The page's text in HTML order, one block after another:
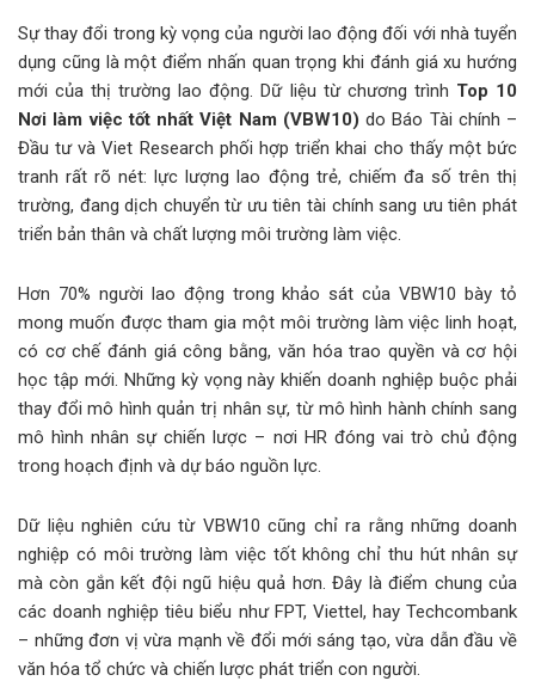
Sự thay đổi trong kỳ vọng của người lao động đối với nhà tuyển
dụng cũng là một điểm nhấn quan trọng khi đánh giá xu hướng
mới của thị trường lao động. Dữ liệu từ chương trình Top 10
Nơi làm việc tốt nhất Việt Nam (VBW10) do Báo Tài chính –
Đầu tư và Viet Research phối hợp triển khai cho thấy một bức
tranh rất rõ nét: lực lượng lao động trẻ, chiếm đa số trên thị
trường, đang dịch chuyển từ ưu tiên tài chính sang ưu tiên phát
triển bản thân và chất lượng môi trường làm việc.
Hơn 70% người lao động trong khảo sát của VBW10 bày tỏ
mong muốn được tham gia một môi trường làm việc linh hoạt,
có cơ chế đánh giá công bằng, văn hóa trao quyền và cơ hội
học tập mới. Những kỳ vọng này khiến doanh nghiệp buộc phải
thay đổi mô hình quản trị nhân sự, từ mô hình hành chính sang
mô hình nhân sự chiến lược – nơi HR đóng vai trò chủ động
trong hoạch định và dự báo nguồn lực.
Dữ liệu nghiên cứu từ VBW10 cũng chỉ ra rằng những doanh
nghiệp có môi trường làm việc tốt không chỉ thu hút nhân sự
mà còn gắn kết đội ngũ hiệu quả hơn. Đây là điểm chung của
các doanh nghiệp tiêu biểu như FPT, Viettel, hay Techcombank
– những đơn vị vừa mạnh về đổi mới sáng tạo, vừa dẫn đầu về
văn hóa tổ chức và chiến lược phát triển con người.